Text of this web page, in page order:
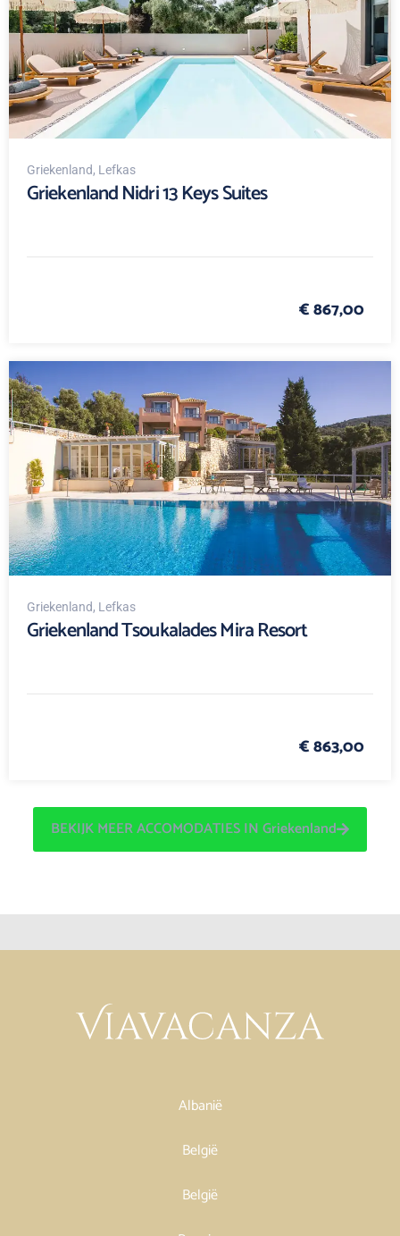
Griekenland, Lefkas
Griekenland Nidri 13 Keys Suites
€ 867,00
Griekenland, Lefkas
Griekenland Tsoukalades Mira Resort
€ 863,00
BEKIJK MEER ACCOMODATIES IN Griekenland
Albanië
België
België